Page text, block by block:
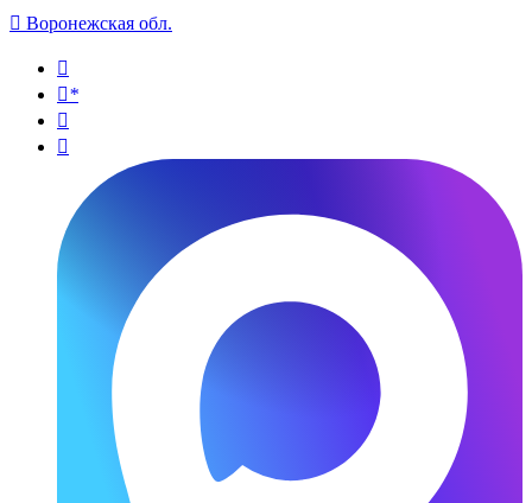
 Воронежская обл.

*

